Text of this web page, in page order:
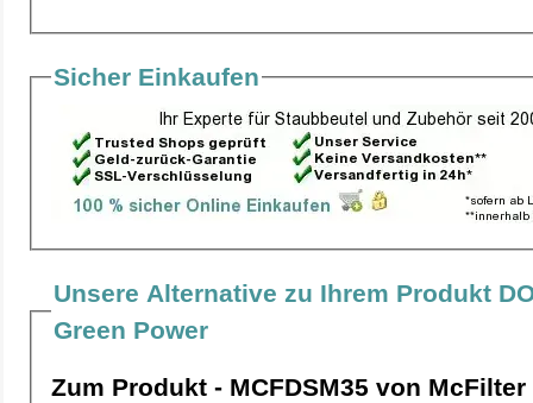
Sicher Einkaufen
Unsere Alternative zu Ihrem Produkt
Green Power
Zum Produkt - MCFDSM35 von McFilter